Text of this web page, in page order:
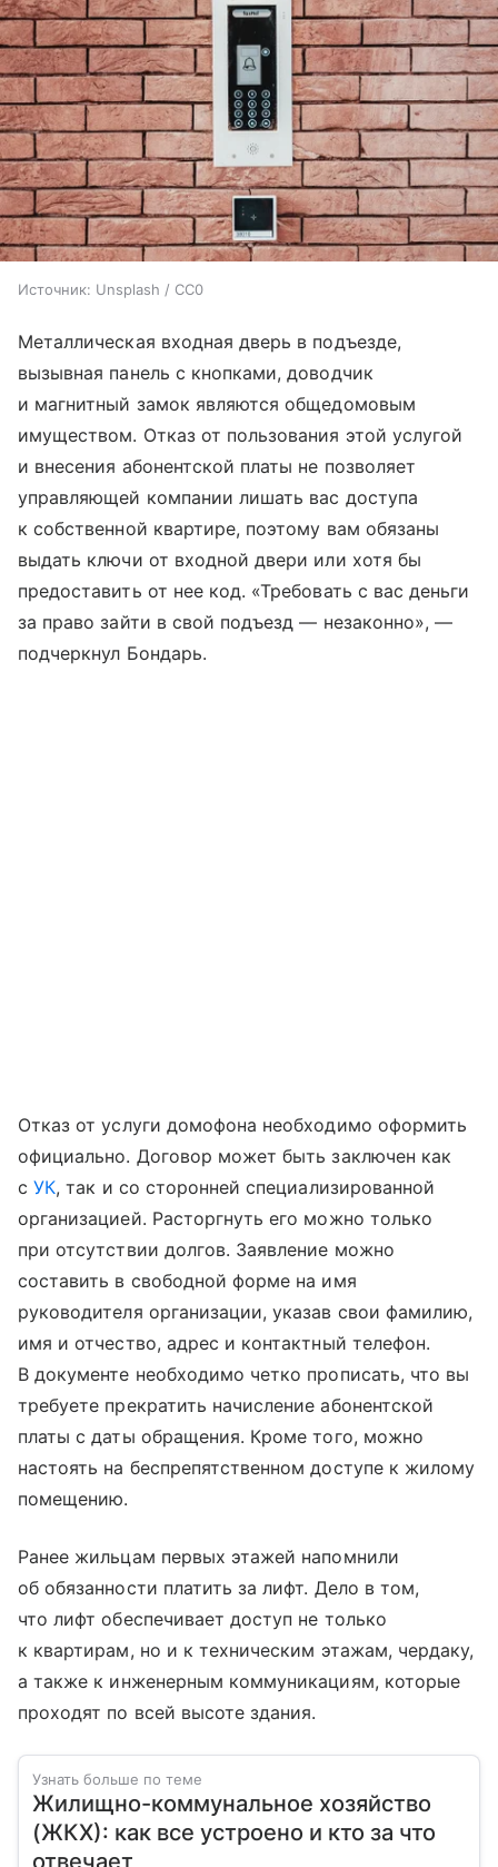
Источник: Unsplash / CC0
Металлическая входная дверь в подъезде,
вызывная панель с кнопками, доводчик
и магнитный замок являются общедомовым
имуществом. Отказ от пользования этой услугой
и внесения абонентской платы не позволяет
управляющей компании лишать вас доступа
к собственной квартире, поэтому вам обязаны
выдать ключи от входной двери или хотя бы
предоставить от нее код. «Требовать с вас деньги
за право зайти в свой подъезд — незаконно», —
подчеркнул Бондарь.
Отказ от услуги домофона необходимо оформить
официально. Договор может быть заключен как
сУК, так и со сторонней специализированной
организацией. Расторгнуть его можно только
при отсутствии долгов. Заявление можно
составить в свободной форме на имя
руководителя организации, указав свои фамилию,
имя и отчество, адрес и контактный телефон.
В документе необходимо четко прописать, что вы
требуете прекратить начисление абонентской
платы с даты обращения. Кроме того, можно
настоять на беспрепятственном доступе к жилому
помещению.
Ранее жильцам первых этажей напомнили
об обязанности платить за лифт. Дело в том,
что лифт обеспечивает доступ не только
к квартирам, но и к техническим этажам, чердаку,
а также к инженерным коммуникациям, которые
проходят по всей высоте здания.
Узнать больше по теме
Жилищно-коммунальное хозяйство
(ЖКХ): как все устроено и кто за что